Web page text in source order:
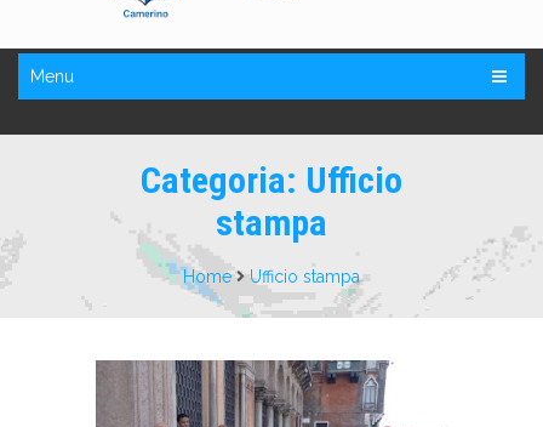
Menu
Categoria: Ufficio
stampa
Home Ufficio stampa